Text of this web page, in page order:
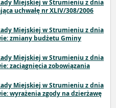
Miejskiej w Strumieniu z dnia
uchwałę nr XLIV/308/2006
Miejskiej w Strumieniu z dnia
zmiany budżetu Gminy
Miejskiej w Strumieniu z dnia
zaciągnięcia zobowiązania
Miejskiej w Strumieniu z dnia
wyrażenia zgody na dzierżawę